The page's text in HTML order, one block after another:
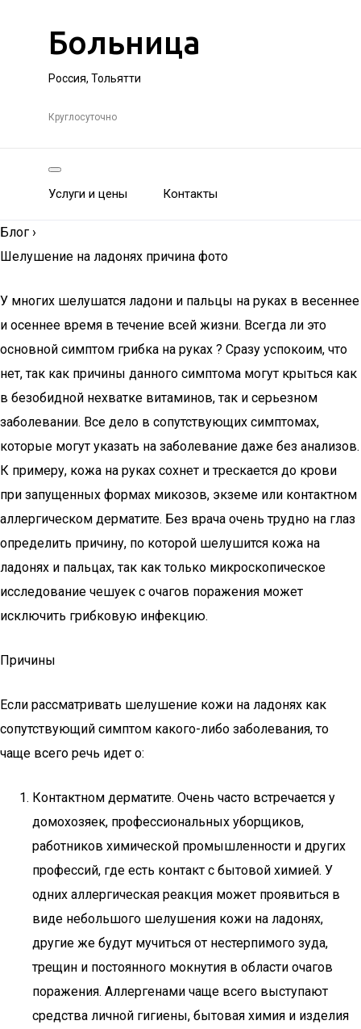
Больница
Россия, Тольятти
Круглосуточно
Услуги и цены Контакты
Блог ›
Шелушение на ладонях причина фото
У многих шелушатся ладони и пальцы на руках в весеннее
и осеннее время в течение всей жизни. Всегда ли это
основной симптом грибка на руках ? Сразу успокоим, что
нет, так как причины данного симптома могут крыться как
в безобидной нехватке витаминов, так и серьезном
заболевании. Все дело в сопутствующих симптомах,
которые могут указать на заболевание даже без анализов.
К примеру, кожа на руках сохнет и трескается до крови
при запущенных формах микозов, экземе или контактном
аллергическом дерматите. Без врача очень трудно на глаз
определить причину, по которой шелушится кожа на
ладонях и пальцах, так как только микроскопическое
исследование чешуек с очагов поражения может
исключить грибковую инфекцию.
Причины
Если рассматривать шелушение кожи на ладонях как
сопутствующий симптом какого-либо заболевания, то
чаще всего речь идет о:
Контактном дерматите. Очень часто встречается у
домохозяек, профессиональных уборщиков,
работников химической промышленности и других
профессий, где есть контакт с бытовой химией. У
одних аллергическая реакция может проявиться в
виде небольшого шелушения кожи на ладонях,
другие же будут мучиться от нестерпимого зуда,
трещин и постоянного мокнутия в области очагов
поражения. Аллергенами чаще всего выступают
средства личной гигиены, бытовая химия и изделия